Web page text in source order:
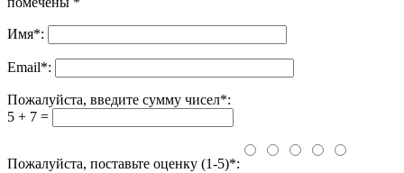
Имя*:
Email*:
Пожалуйста, введите сумму чисел*:
5 + 7 =
Пожалуйста, поставьте оценку (1-5)*: